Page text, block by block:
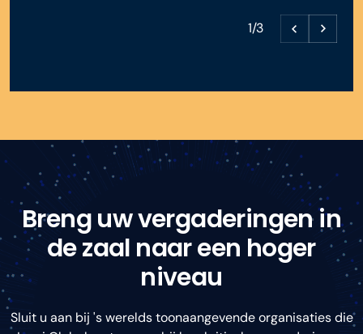
1/3
Breng uw vergaderingen in
de zaal naar een hoger
niveau
Sluit u aan bij 's werelds toonaangevende organisaties die